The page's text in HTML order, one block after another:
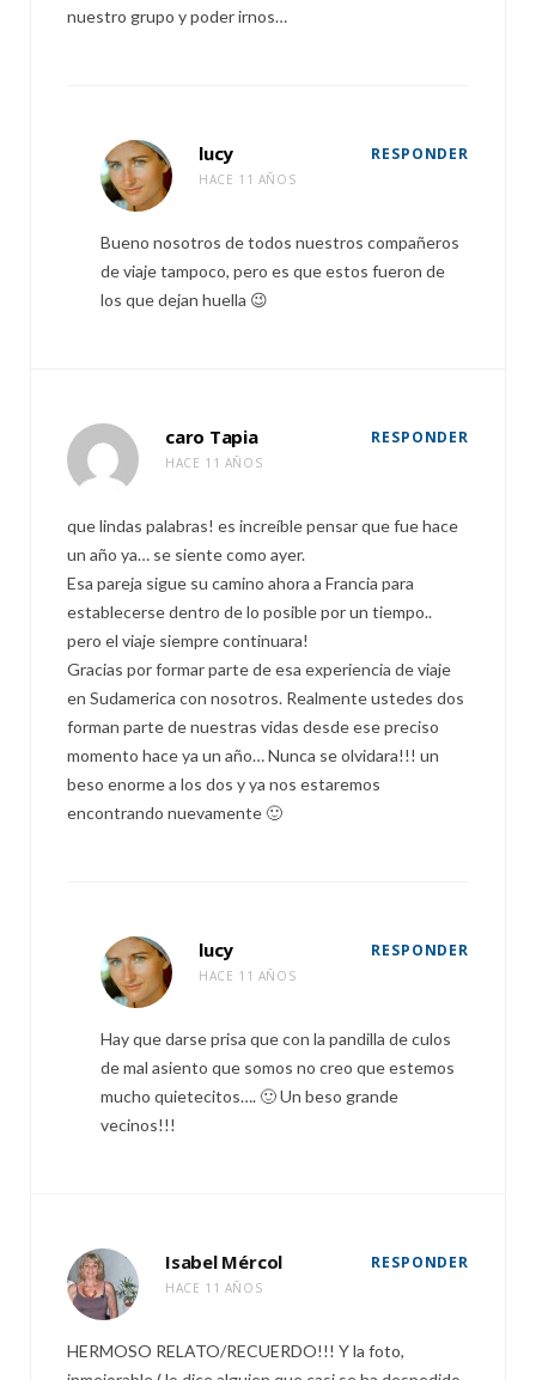
nuestro grupo y poder irnos…
lucy
HACE 11 AÑOS
RESPONDER
Bueno nosotros de todos nuestros compañeros
de viaje tampoco, pero es que estos fueron de
los que dejan huella 😉
caro Tapia
HACE 11 AÑOS
RESPONDER
que lindas palabras! es increíble pensar que fue hace
un año ya… se siente como ayer.
Esa pareja sigue su camino ahora a Francia para
establecerse dentro de lo posible por un tiempo..
pero el viaje siempre continuara!
Gracias por formar parte de esa experiencia de viaje
en Sudamerica con nosotros. Realmente ustedes dos
forman parte de nuestras vidas desde ese preciso
momento hace ya un año… Nunca se olvidara!!! un
beso enorme a los dos y ya nos estaremos
encontrando nuevamente 🙂
lucy
HACE 11 AÑOS
RESPONDER
Hay que darse prisa que con la pandilla de culos
de mal asiento que somos no creo que estemos
mucho quietecitos…. 🙂 Un beso grande
vecinos!!!
Isabel Mércol
HACE 11 AÑOS
RESPONDER
HERMOSO RELATO/RECUERDO!!! Y la foto,